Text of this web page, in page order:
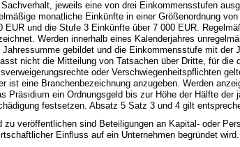
jeweils eine von drei Einkommensstufen
monatliche Einkünfte in einer Größenordnung
EUR und die Stufe 3 Einkünfte über 7 000 EUR.
Werden innerhalb eines Kalenderjahres
Jahressumme gebildet und die Einkommensstufe mit der
nicht die Mitteilung von Tatsachen über Dritte, für die
oder Verschwiegenheitspflichten
ist eine Branchenbezeichnung anzugeben. Werden
Präsidium ein Ordnungsgeld bis zur Höhe der Hälfte der
festsetzen. Absatz 5 Satz 3 und 4 gilt
zu veröffentlichen sind Beteiligungen an Kapital- oder
Einfluss auf ein Unternehmen begründet wird.